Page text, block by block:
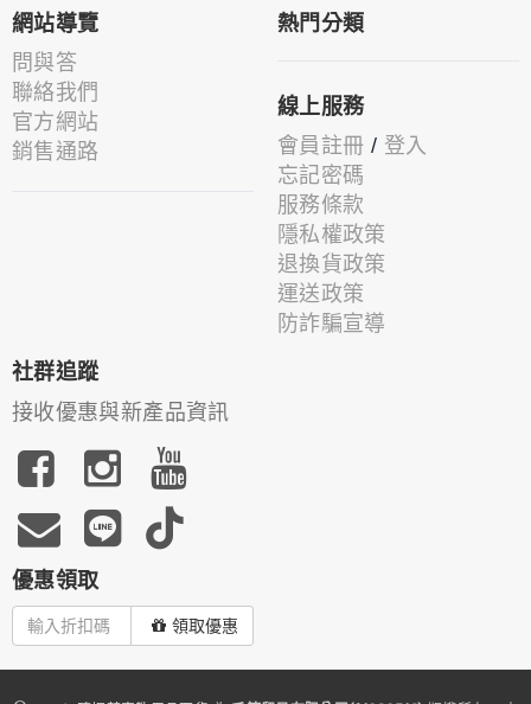
網站導覽
問與答
聯絡我們
官方網站
銷售通路
熱門分類
線上服務
會員註冊 / 登入
忘記密碼
服務條款
隱私權政策
退換貨政策
運送政策
防詐騙宣導
社群追蹤
接收優惠與新產品資訊
優惠領取
領取優惠